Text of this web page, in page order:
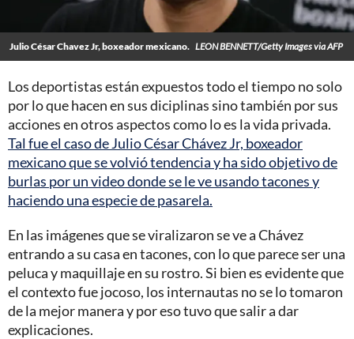
Julio César Chavez Jr, boxeador mexicano. LEON BENNETT/Getty Images via AFP
Los deportistas están expuestos todo el tiempo no solo
por lo que hacen en sus diciplinas sino también por sus
acciones en otros aspectos como lo es la vida privada.
Tal fue el caso de Julio César Chávez Jr, boxeador
mexicano que se volvió tendencia y ha sido objetivo de
burlas por un video donde se le ve usando tacones y
haciendo una especie de pasarela.
En las imágenes que se viralizaron se ve a Chávez
entrando a su casa en tacones, con lo que parece ser una
peluca y maquillaje en su rostro. Si bien es evidente que
el contexto fue jocoso, los internautas no se lo tomaron
de la mejor manera y por eso tuvo que salir a dar
explicaciones.